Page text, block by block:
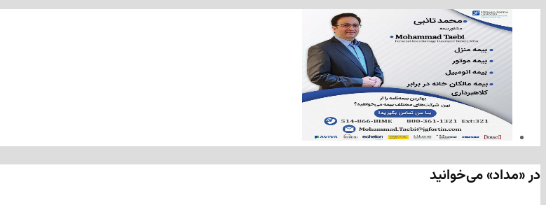
در «مداد» می‌خوانید